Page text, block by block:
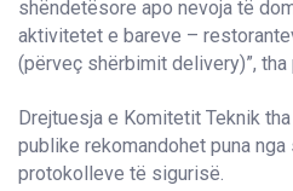
shëndetësore apo nevoja të
aktivitetet e bareve –
(përveç shërbimit delivery)”, tha
Drejtuesja e Komitetit Teknik
publike rekomandohet puna
protokolleve të sigurisë.